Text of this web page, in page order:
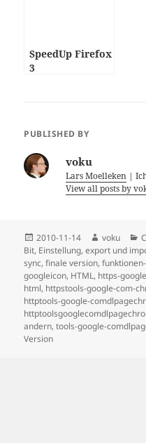
SpeedUp Firefox
3
PUBLISHED BY
voku
Lars Moelleken |
View all posts by
Posted
on
2010-11-14 Author
voku
Bit, Einstellung,export und
sync,finale version,
googleicon, HTML, https-
html, httpstools-google-com-
httptools-google-
andern,tools-google-
Version